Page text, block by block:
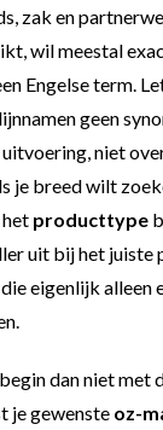
zak en
wil meestal
Engelse term.
geen
niet
je breed wilt
producttype
uit bij het juiste
eigenlijk alleen
dan niet met
je gewenste oz-